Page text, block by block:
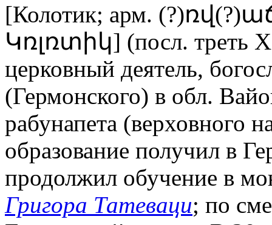
[Колотик; арм.
Կռլռտիկ] (посл. треть
церковный деятель,
(Гермонского) в обл.
рабунапета (верховного
образование получил в
продолжил обучение в
Григора Татеваци; по